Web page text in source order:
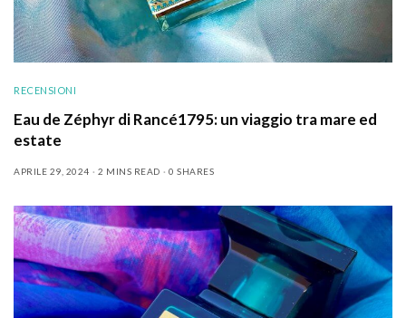
RECENSIONI
Eau de Zéphyr di Rancé1795: un viaggio tra mare ed
estate
APRILE 29, 2024 2 MINS READ 0 SHARES